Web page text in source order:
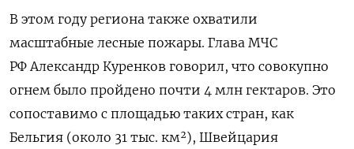
В этом году региона также охватили
масштабные лесные пожары. Глава МЧС
РФ Александр Куренков говорил, что совокупно
огнем было пройдено почти 4 млн гектаров. Это
сопоставимо с площадью таких стран, как
Бельгия (около 31 тыс. км²), Швейцария